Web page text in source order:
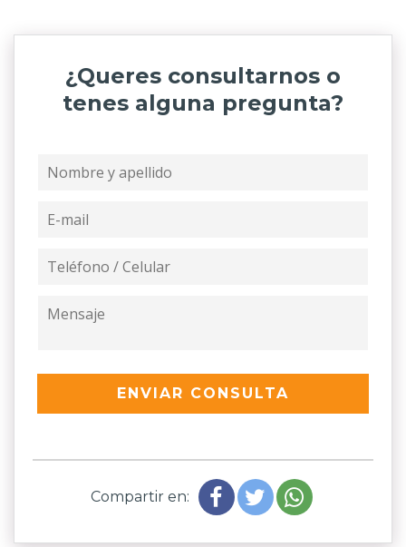
¿Queres consultarnos o
tenes alguna pregunta?
ENVIAR CONSULTA
Compartir en: